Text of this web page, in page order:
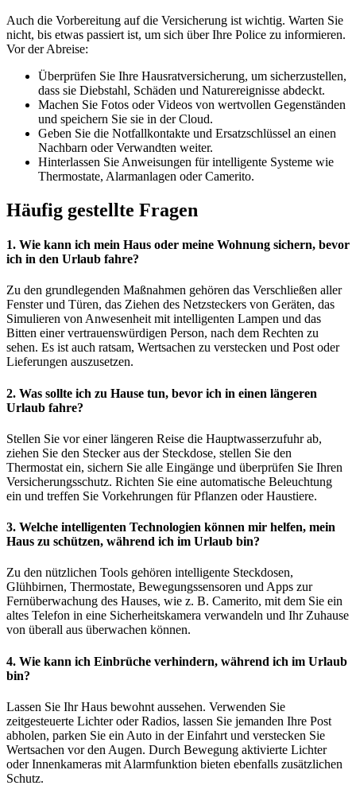
Auch die Vorbereitung auf die Versicherung ist wichtig. Warten Sie
nicht, bis etwas passiert ist, um sich über Ihre Police zu informieren.
Vor der Abreise:
Überprüfen Sie Ihre Hausratversicherung, um sicherzustellen,
dass sie Diebstahl, Schäden und Naturereignisse abdeckt.
Machen Sie Fotos oder Videos von wertvollen Gegenständen
und speichern Sie sie in der Cloud.
Geben Sie die Notfallkontakte und Ersatzschlüssel an einen
Nachbarn oder Verwandten weiter.
Hinterlassen Sie Anweisungen für intelligente Systeme wie
Thermostate, Alarmanlagen oder Camerito.
Häufig gestellte Fragen
1. Wie kann ich mein Haus oder meine Wohnung sichern, bevor
ich in den Urlaub fahre?
Zu den grundlegenden Maßnahmen gehören das Verschließen aller
Fenster und Türen, das Ziehen des Netzsteckers von Geräten, das
Simulieren von Anwesenheit mit intelligenten Lampen und das
Bitten einer vertrauenswürdigen Person, nach dem Rechten zu
sehen. Es ist auch ratsam, Wertsachen zu verstecken und Post oder
Lieferungen auszusetzen.
2. Was sollte ich zu Hause tun, bevor ich in einen längeren
Urlaub fahre?
Stellen Sie vor einer längeren Reise die Hauptwasserzufuhr ab,
ziehen Sie den Stecker aus der Steckdose, stellen Sie den
Thermostat ein, sichern Sie alle Eingänge und überprüfen Sie Ihren
Versicherungsschutz. Richten Sie eine automatische Beleuchtung
ein und treffen Sie Vorkehrungen für Pflanzen oder Haustiere.
3. Welche intelligenten Technologien können mir helfen, mein
Haus zu schützen, während ich im Urlaub bin?
Zu den nützlichen Tools gehören intelligente Steckdosen,
Glühbirnen, Thermostate, Bewegungssensoren und Apps zur
Fernüberwachung des Hauses, wie z. B. Camerito, mit dem Sie ein
altes Telefon in eine Sicherheitskamera verwandeln und Ihr Zuhause
von überall aus überwachen können.
4. Wie kann ich Einbrüche verhindern, während ich im Urlaub
bin?
Lassen Sie Ihr Haus bewohnt aussehen. Verwenden Sie
zeitgesteuerte Lichter oder Radios, lassen Sie jemanden Ihre Post
abholen, parken Sie ein Auto in der Einfahrt und verstecken Sie
Wertsachen vor den Augen. Durch Bewegung aktivierte Lichter
oder Innenkameras mit Alarmfunktion bieten ebenfalls zusätzlichen
Schutz.